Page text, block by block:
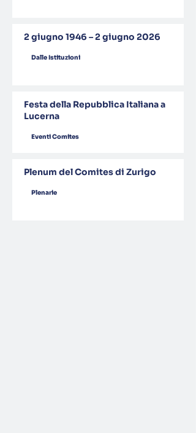
2 giugno 1946 – 2 giugno 2026
Dalle Istituzioni
Festa della Repubblica Italiana a
Lucerna
Eventi Comites
Plenum del Comites di Zurigo
Plenarie